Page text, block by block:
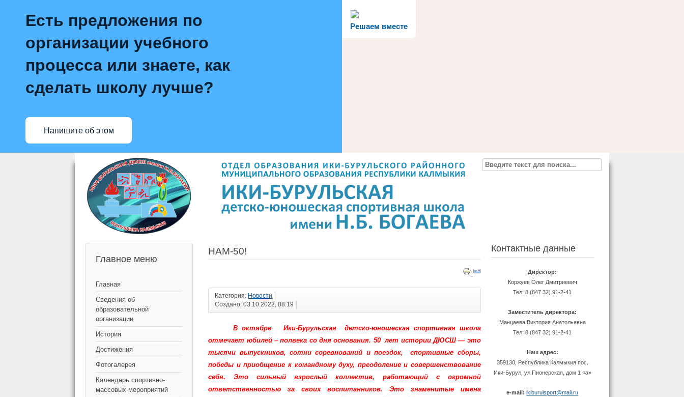
Решаем вместе
Есть предложения по
организации учебного
процесса или знаете, как
сделать школу лучше?
Напишите об этом
Главное меню
Главная
Сведения об
образовательной
организации
История
Достижения
Фотогалерея
Календарь спортивно-
массовых мероприятий
НАМ-50!
Категория: Новости
Создано: 03.10.2022, 08:19
В октябре Ики-Бурульская детско-юношеская спортивная школа
отмечает юбилей – полвека со дня основания. 50 лет истории ДЮСШ — это
тысячи выпускников, сотни соревнований и поездок, спортивные сборы,
победы и приобщение к командному духу, преодоление и совершенствование
себя. Это сильный взрослый коллектив, работающий с огромной
ответственностью за своих воспитанников. Это знаменитые имена
Контактные данные
Директор:
Коржуев Олег Дмитриевич
Тел: 8 (847 32) 91-2-41
Заместитель директора:
Манцаева Виктория Анатольевна
Тел: 8 (847 32) 91-2-41
Наш адрес:
359130, Республика Калмыкия пос.
Ики-Бурул, ул.Пионерская, дом 1 «а»
e-mail: ikiburulsport@mail.ru